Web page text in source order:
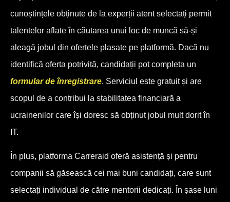
cunoștințele obținute de la experții atent selectați permit
talentelor aflate în căutarea unui loc de muncă să-și
aleagă jobul din ofertele plasate pe platformă. Dacă nu
identifică oferta potrivită, candidații pot completa un
formular de înregistrare. Serviciul este gratuit și are
scopul de a contribui la stabilitatea financiară a
ucrainenilor care își doresc să obținut jobul mult dorit în
IT.
În plus, platforma Carreraid oferă asistență și pentru
companii să găsească cei mai buni candidați, care sunt
selectați individual de către mentorii dedicați. În șase luni